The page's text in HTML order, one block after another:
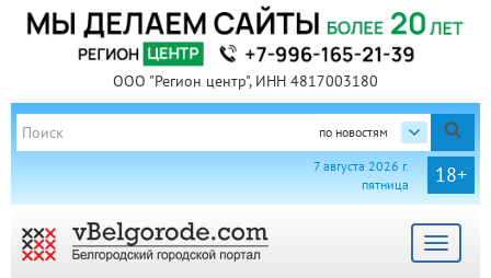
ООО "Регион центр", ИНН 4817003180
по новостям
18+
7 августа 2026 г.
пятница
Toggle